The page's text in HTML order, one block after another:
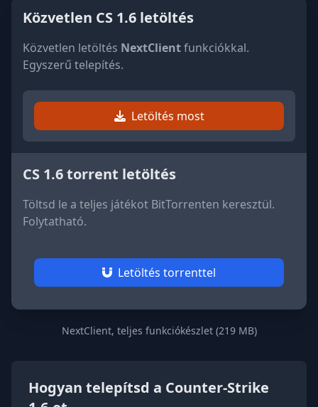
Közvetlen CS 1.6 letöltés
Közvetlen letöltés NextClientfunkciókkal.
Egyszerű telepítés.
Letöltés most
CS 1.6 torrent letöltés
Töltsd le a teljes játékot BitTorrenten keresztül.
Folytatható.
Letöltés torrenttel
NextClient, teljes funkciókészlet (219 MB)
Hogyan telepítsd a Counter-Strike